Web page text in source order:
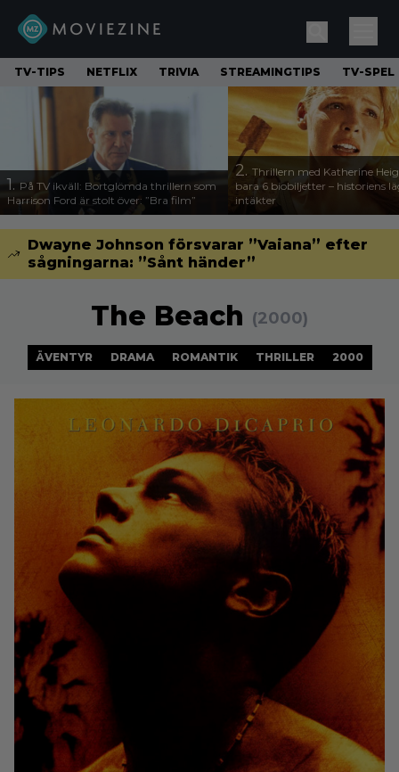
TV-TIPS NETFLIX TRIVIA STREAMINGTIPS TV-SPEL
1. På TV ikväll: Bortglömda thrillern som
Harrison Ford är stolt över: ”Bra film”
2. Thrillern med Katherine
bara 6 biobiljetter – historiens
intäkter
Dwayne Johnson försvarar ”Vaiana” efter
sågningarna: ”Sånt händer”
The Beach (2000)
ÄVENTYR DRAMA ROMANTIK THRILLER 2000